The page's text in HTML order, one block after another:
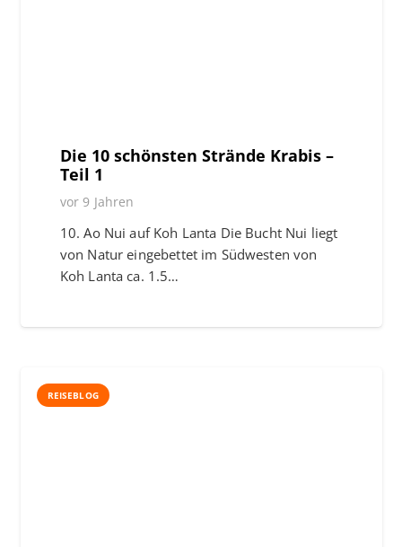
Die 10 schönsten Strände Krabis –
Teil 1
vor 9 Jahren
10. Ao Nui auf Koh Lanta Die Bucht Nui liegt
von Natur eingebettet im Südwesten von
Koh Lanta ca. 1.5…
REISEBLOG